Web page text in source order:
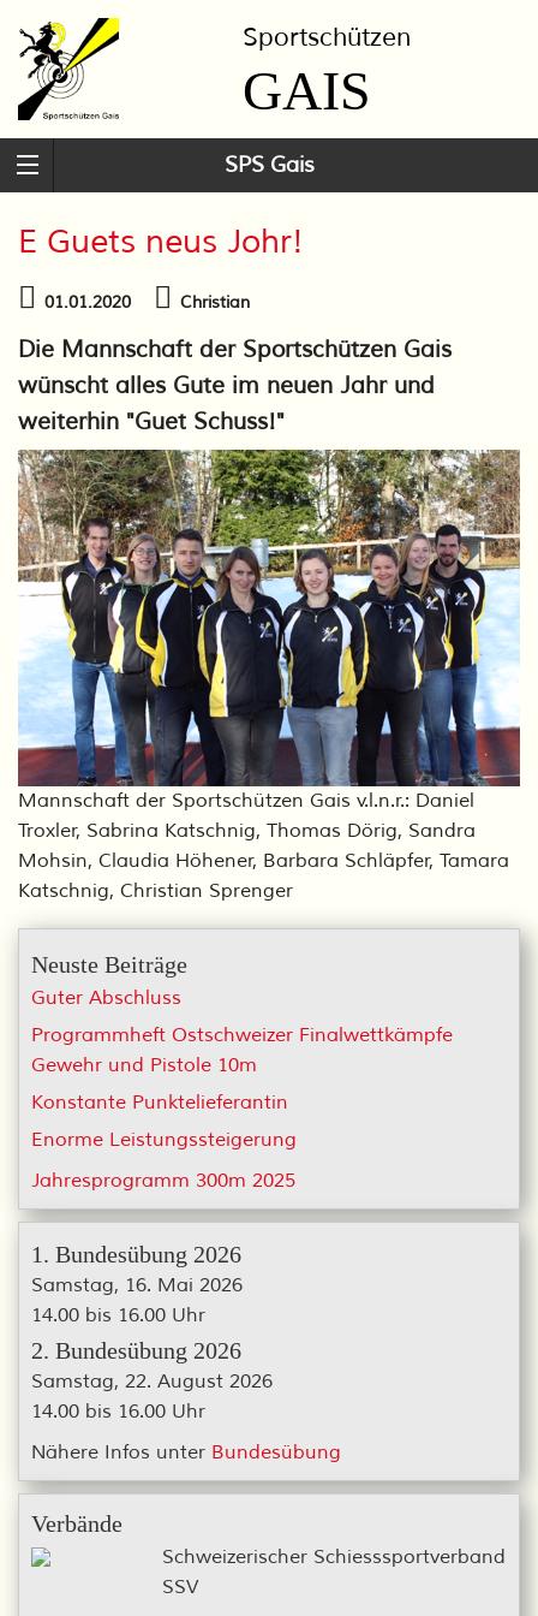
Sportschützen
GAIS
SPS Gais
E Guets neus Johr!
01.01.2020 Christian
Die Mannschaft der Sportschützen Gais
wünscht alles Gute im neuen Jahr und
weiterhin "Guet Schuss!"
Mannschaft der Sportschützen Gais v.l.n.r.: Daniel
Troxler, Sabrina Katschnig, Thomas Dörig, Sandra
Mohsin, Claudia Höhener, Barbara Schläpfer, Tamara
Katschnig, Christian Sprenger
Neuste Beiträge
Guter Abschluss
Programmheft Ostschweizer Finalwettkämpfe
Gewehr und Pistole 10m
Konstante Punktelieferantin
Enorme Leistungssteigerung
Jahresprogramm 300m 2025
1. Bundesübung 2026
Samstag, 16. Mai 2026
14.00 bis 16.00 Uhr
2. Bundesübung 2026
Samstag, 22. August 2026
14.00 bis 16.00 Uhr
Nähere Infos unter Bundesübung
Verbände
Schweizerischer Schiesssportverband
SSV